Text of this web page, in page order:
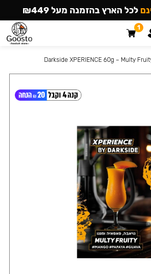
Darkside XPERIENCE 60g – Multy
לכל הארץ בהזמנה מעל ₪449
1